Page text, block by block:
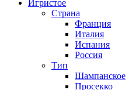
Игристое
Страна
Франция
Италия
Испания
Россия
Тип
Шампанское
Просекко